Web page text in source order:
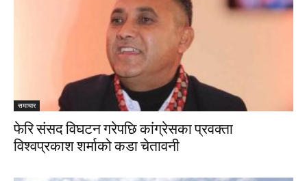
समाचार
फेरि संसद विघटन गरेपछि कांग्रेसका प्रवक्ता
विश्वप्रकाश शर्माको कडा चेतावनी